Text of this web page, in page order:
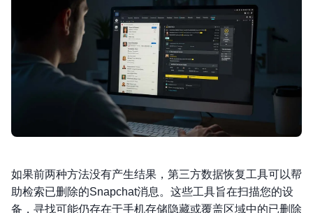
如果前两种方法没有产生结果，第三方数据恢复工具可以帮
助检索已删除的Snapchat消息。这些工具旨在扫描您的设
备，寻找可能仍存在于手机存储隐藏或覆盖区域中的已删除